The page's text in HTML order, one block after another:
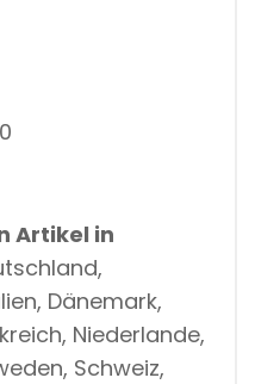
Artikel in
Dänemark,
Niederlande,
Schweiz,